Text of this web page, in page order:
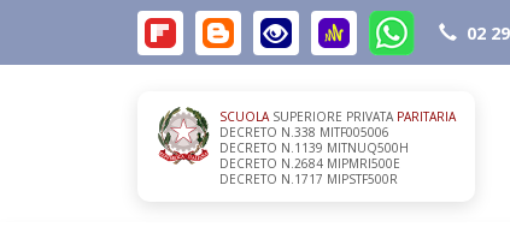
02
SCUOLASUPERIORE PRIVATA PARITARIA
DECRETO N.338 MITF005006
DECRETO N.1139 MITNUQ500H
DECRETO N.2684 MIPMRI500E
DECRETO N.1717 MIPSTF500R